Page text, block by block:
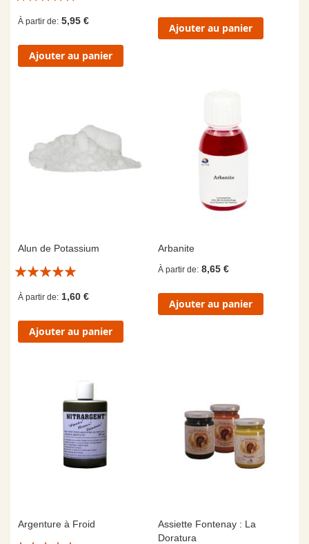
À partir de 5,95 €
Ajouter au panier
Ajouter au panier
Alun de Potassium
Évaluation:
À partir de 1,60 €
Ajouter au panier
Arbanite
À partir de 8,65 €
Ajouter au panier
Argenture à Froid
Assiette Fontenay : La
Doratura